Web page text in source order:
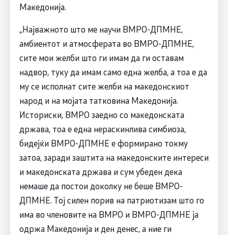
Македонија.
„Најважното што ме научи ВМРО-ДПМНЕ,
амбиентот и атмосферата во ВМРО-ДПМНЕ,
сите мои желби што ги имам да ги оставам
надвор, туку да имам само една желба, а тоа е да
му се исполнат сите желби на македонскиот
народ и на мојата татковина Македонија.
Историски, ВМРО заедно со македонската
држава, тоа е една нераскинлива симбиоза,
бидејќи ВМРО-ДПМНЕ е формирано токму
затоа, заради заштита на македонските интереси
и македонската држава и сум убеден дека
немаше да постои доколку не беше ВМРО-
ДПМНЕ. Тој силен порив на патриотизам што го
има во членовите на ВМРО и ВМРО-ДПМНЕ ја
одржа Македонија и ден денес, а ние ги